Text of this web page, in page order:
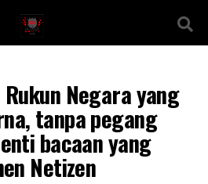
Negara yang
tanpa pegang
bacaan yang
Netizen